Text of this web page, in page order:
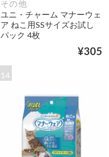
その他
ユニ・チャーム マナーウェ
ア ねこ用SSサイズお試し
パック 4枚
¥305
14